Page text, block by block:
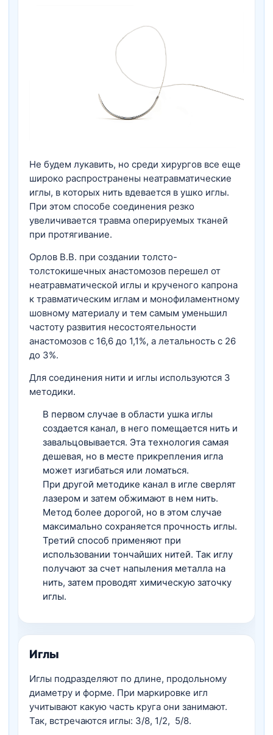
Не будем лукавить, но среди хирургов все еще
широко распространены неатравматические
иглы, в которых нить вдевается в ушко иглы.
При этом способе соединения резко
увеличивается травма оперируемых тканей
при протягивание.
Орлов В.В. при создании толсто-
толстокишечных анастомозов перешел от
неатравматической иглы и крученого капрона
к травматическим иглам и монофиламентному
шовному материалу и тем самым уменьшил
частоту развития несостоятельности
анастомозов с 16,6 до 1,1%, а летальность с 26
до 3%.
Для соединения нити и иглы используются 3
методики.
В первом случае в области ушка иглы
создается канал, в него помещается нить и
завальцовывается. Эта технология самая
дешевая, но в месте прикрепления игла
может изгибаться или ломаться.
При другой методике канал в игле сверлят
лазером и затем обжимают в нем нить.
Метод более дорогой, но в этом случае
максимально сохраняется прочность иглы.
Третий способ применяют при
использовании тончайших нитей. Так иглу
получают за счет напыления металла на
нить, затем проводят химическую заточку
иглы.
Иглы
Иглы подразделяют по длине, продольному
диаметру и форме. При маркировке игл
учитывают какую часть круга они занимают.
Так, встречаются иглы: 3/8, 1/2, 5/8.